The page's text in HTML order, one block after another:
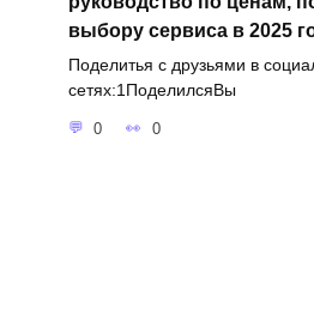
выбору сервиса в 2025
Поделитья с друзьями в
сетях:1ПоделилсяВы
0 0